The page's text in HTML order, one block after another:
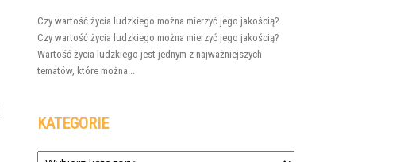
Czy wartość życia ludzkiego można mierzyć jego jakością?
Czy wartość życia ludzkiego można mierzyć jego jakością?
Wartość życia ludzkiego jest jednym z najważniejszych
tematów, które można...
KATEGORIE
Kategorie